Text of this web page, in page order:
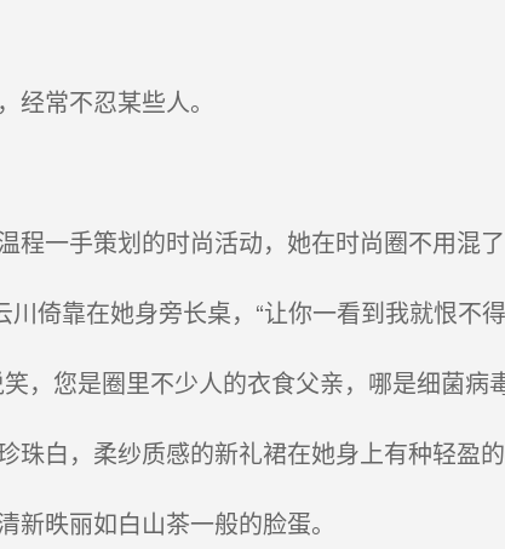
常不忍某些人。
一手策划的时尚活动，她在时尚圈不用混了
倚靠在她身旁长桌，“让你一看到我就恨不
，您是圈里不少人的衣食父亲，哪是细菌病
白，柔纱质感的新礼裙在她身上有种轻盈
昳丽如白山茶一般的脸蛋。